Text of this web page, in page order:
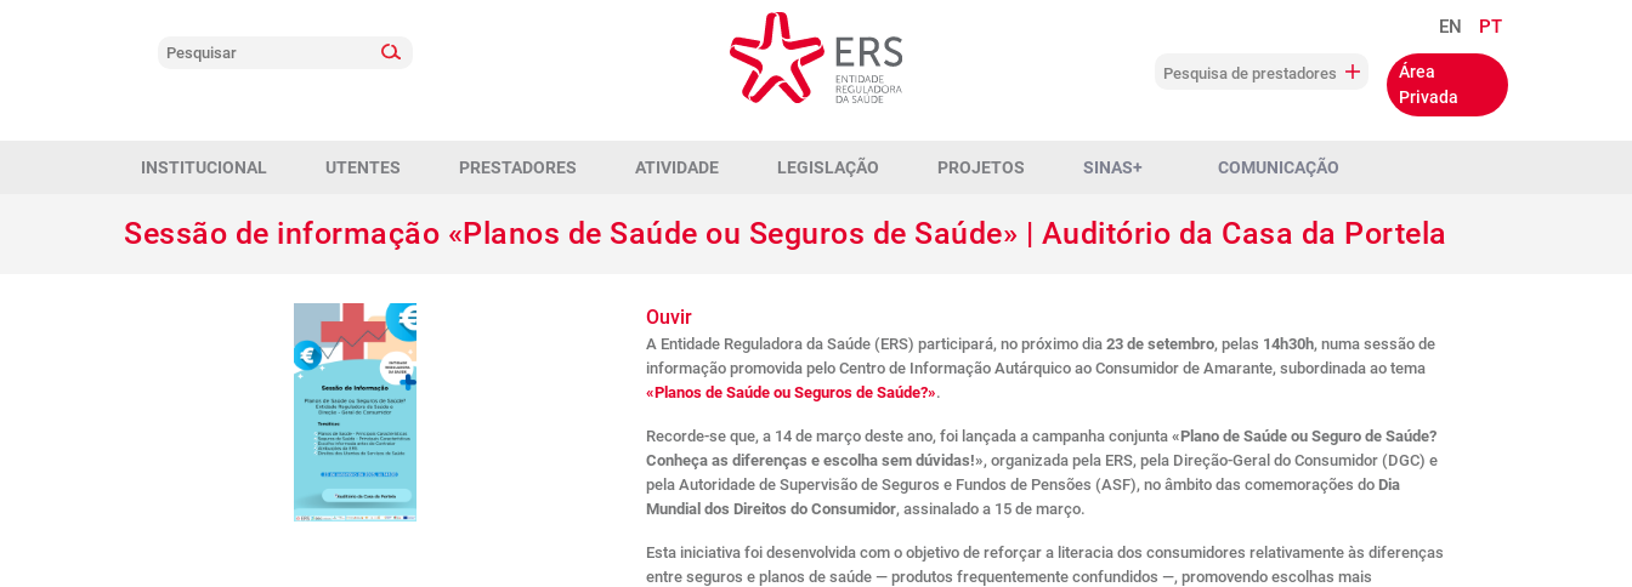
EN PT
Área
Privada
Pesquisa de prestadores
INSTITUCIONAL UTENTES PRESTADORES ATIVIDADE LEGISLAÇÃO PROJETOS SINAS+ COMUNICAÇÃO
Sessão de informação «Planos de Saúde ou Seguros de Saúde» | Auditório da Casa da Portela
Ouvir
A Entidade Reguladora da Saúde (ERS) participará, no próximo dia 23 de setembro, pelas 14h30h, numa sessão de
informação promovida pelo Centro de Informação Autárquico ao Consumidor de Amarante, subordinada ao tema
«Planos de Saúde ou Seguros de Saúde?».
Recorde-se que, a 14 de março deste ano, foi lançada a campanha conjunta «Plano de Saúde ou Seguro de Saúde?
Conheça as diferenças e escolha sem dúvidas!», organizada pela ERS, pela Direção-Geral do Consumidor (DGC) e
pela Autoridade de Supervisão de Seguros e Fundos de Pensões (ASF), no âmbito das comemorações do Dia
Mundial dos Direitos do Consumidor, assinalado a 15 de março.
Esta iniciativa foi desenvolvida com o objetivo de reforçar a literacia dos consumidores relativamente às diferenças
entre seguros e planos de saúde — produtos frequentemente confundidos —, promovendo escolhas mais